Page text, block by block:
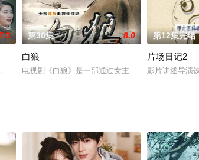
四野某部侦察营长燕双鹰奉命组织一支小分队，潜入天
第30集 8.0
白狼
电视剧《白狼》是一部通过女主人公白狼的情感及
第12集完结
片场日记2
影片讲述导演